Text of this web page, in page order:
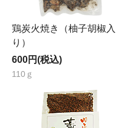
鶏炭火焼き（柚子胡椒入
り）
600円(税込)
110ｇ